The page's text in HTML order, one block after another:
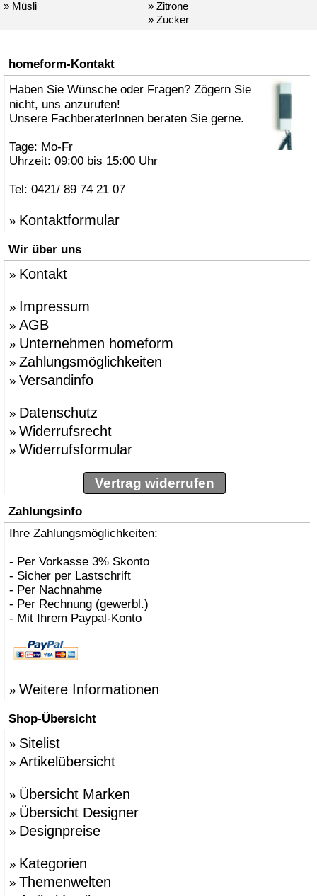
» Müsli
» Zitrone
» Zucker
homeform-Kontakt
Haben Sie Wünsche oder Fragen? Zögern Sie
nicht, uns anzurufen!
Unsere FachberaterInnen beraten Sie gerne.
Tage: Mo-Fr
Uhrzeit: 09:00 bis 15:00 Uhr
Tel: 0421/ 89 74 21 07
» Kontaktformular
Wir über uns
» Kontakt
» Impressum
» AGB
» Unternehmen homeform
» Zahlungsmöglichkeiten
» Versandinfo
» Datenschutz
» Widerrufsrecht
» Widerrufsformular
Vertrag widerrufen
Zahlungsinfo
Ihre Zahlungsmöglichkeiten:
- Per Vorkasse 3% Skonto
- Sicher per Lastschrift
- Per Nachnahme
- Per Rechnung (gewerbl.)
- Mit Ihrem Paypal-Konto
» Weitere Informationen
Shop-Übersicht
» Sitelist
» Artikelübersicht
» Übersicht Marken
» Übersicht Designer
» Designpreise
» Kategorien
» Themenwelten